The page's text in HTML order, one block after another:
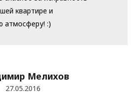
квартире и
атмосферу! :)
Мелихов
27.05.2016